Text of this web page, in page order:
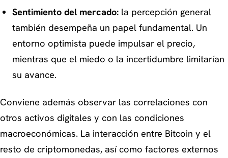
Sentimiento del mercado:la percepción general
también desempeña un papel fundamental. Un
entorno optimista puede impulsar el precio,
mientras que el miedo o la incertidumbre limitarían
su avance.
Conviene además observar las correlaciones con
otros activos digitales y con las condiciones
macroeconómicas. La interacción entre Bitcoin y el
resto de criptomonedas, así como factores externos